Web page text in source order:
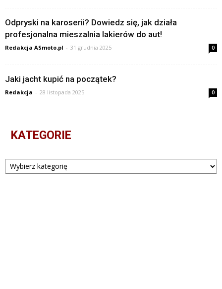
Odpryski na karoserii? Dowiedz się, jak działa
profesjonalna mieszalnia lakierów do aut!
Redakcja ASmoto.pl - 31 grudnia 2025 0
Jaki jacht kupić na początek?
Redakcja - 28 listopada 2025 0
KATEGORIE
Kategorie